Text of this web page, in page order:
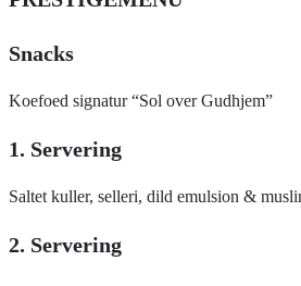
Snacks
Koefoed signatur “Sol over Gudhjem”
1. Servering
Saltet kuller, selleri, dild emulsion &
2. Servering